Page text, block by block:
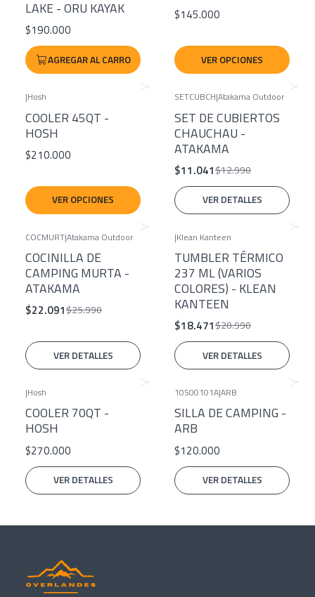
LAKE - ORU KAYAK
$190.000
AGREGAR AL CARRO
$145.000
VER OPCIONES
|Hosh
COOLER 45QT -
HOSH
$210.000
VER OPCIONES
Agotado
SETCUBCH|Atakama Outdoor
SET DE CUBIERTOS
CHAUCHAU -
ATAKAMA
$11.041$12.990
VER DETALLES
Agotado
COCMURT|Atakama Outdoor
COCINILLA DE
CAMPING MURTA -
ATAKAMA
$22.091$25.990
VER DETALLES
Agotado
|Klean Kanteen
TUMBLER TÉRMICO
237 ML (VARIOS
COLORES) - KLEAN
KANTEEN
$18.471$20.990
VER DETALLES
|Hosh
COOLER 70QT -
HOSH
$270.000
VER DETALLES
10500101A|ARB
SILLA DE CAMPING -
ARB
$120.000
VER DETALLES